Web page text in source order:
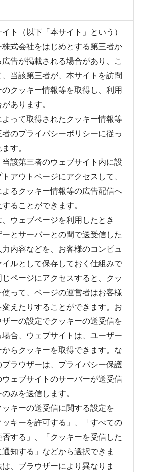
ト（以下「本サイト」という）
株式会社をはじめとする第三者か
広告が掲載される場合があり、こ
、当該第三者が、本サイトを訪問
のクッキー情報等を取得し、利用
あります。
よって取得されたクッキー情報等
者のプライバシーポリシーに従っ
す。
該第三者のウェブサイト内に設
アウトページにアクセスして、
よるクッキー情報等の広告配信へ
ることができます。
、ウェブページを利用したとき
ーとサーバーとの間で送受信した
内容などを、お客様のコンピュ
イルとして保存しておく仕組みで
ページにアクセスすると、クッ
使って、ページの運営者はお客様
変えたりすることができます。お
ーの設定でクッキーの送受信を
合、ウェブサイトは、ユーザー
らクッキーを取得できます。な
ブラウザーは、プライバシー保護
ウェブサイトのサーバーが送受信
みを送信します。
ッキーの送受信に関する設定を
ッキーを許可する」、「すべての
否する」、「クッキーを受信した
通知する」などから選択できま
、ブラウザーにより異なりま